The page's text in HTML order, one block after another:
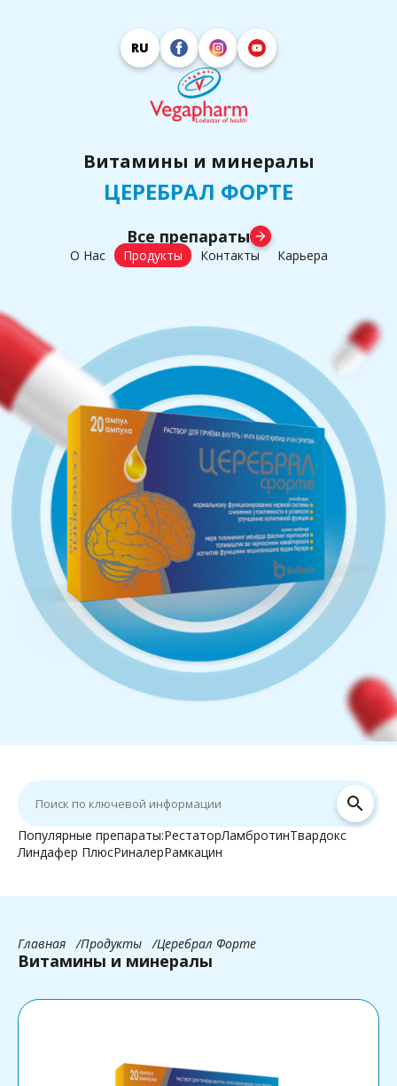
RU
Витамины и минералы
ЦЕРЕБРАЛ ФОРТЕ
Все препараты arrow_forward
О Нас Продукты Контакты Карьера
search
Популярные препараты:РестаторЛамбротинТвардокс
Линдафер ПлюсРиналерРамкацин
Витамины и минералы
Главная Продукты Церебрал Форте